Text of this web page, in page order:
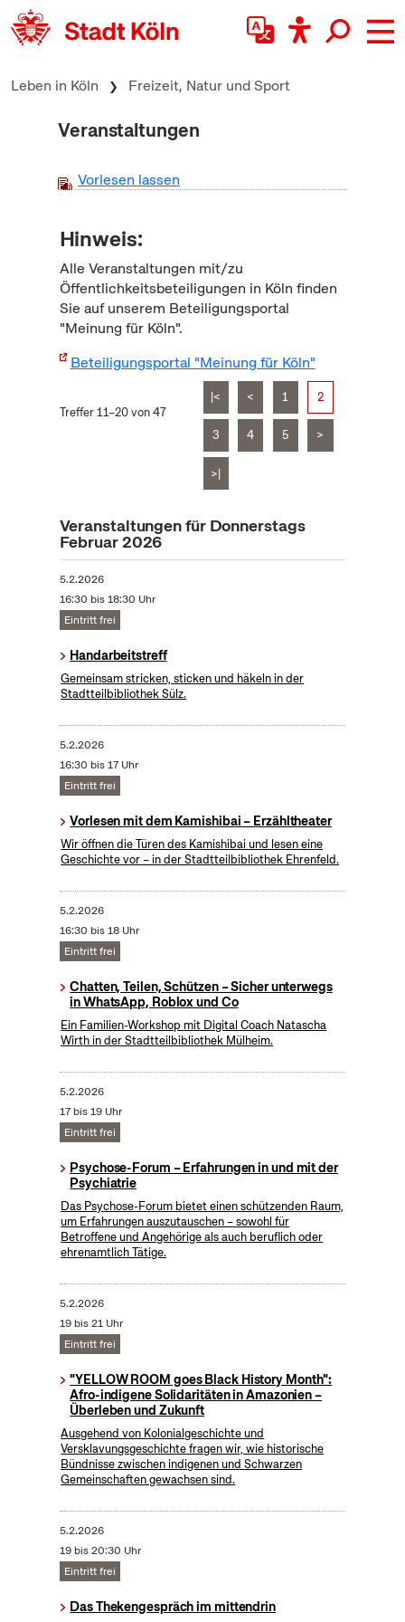
zum Inhalt springen
Leben in Köln Freizeit, Natur und Sport
Veranstaltungen
Vorlesen lassen
Hinweis:
Alle Veranstaltungen mit/zu
Öffentlichkeitsbeteiligungen in Köln finden
Sie auf unserem Beteiligungsportal
"Meinung für Köln".
Beteiligungsportal "Meinung für Köln"
Treffer 11–20 von 47
|< < 1 2
3 4 5 >
>|
Veranstaltungen für Donnerstags
Februar 2026
5.2.2026
16:30 bis 18:30 Uhr
Eintritt frei
Handarbeitstreff
Gemeinsam stricken, sticken und häkeln in der
Stadtteilbibliothek Sülz.
5.2.2026
16:30 bis 17 Uhr
Eintritt frei
Vorlesen mit dem Kamishibai – Erzähltheater
Wir öffnen die Türen des Kamishibai und lesen eine
Geschichte vor – in der Stadtteilbibliothek Ehrenfeld.
5.2.2026
16:30 bis 18 Uhr
Eintritt frei
Chatten, Teilen, Schützen – Sicher unterwegs
in WhatsApp, Roblox und Co
Ein Familien-Workshop mit Digital Coach Natascha
Wirth in der Stadtteilbibliothek Mülheim.
5.2.2026
17 bis 19 Uhr
Eintritt frei
Psychose-Forum – Erfahrungen in und mit der
Psychiatrie
Das Psychose-Forum bietet einen schützenden Raum,
um Erfahrungen auszutauschen – sowohl für
Betroffene und Angehörige als auch beruflich oder
ehrenamtlich Tätige.
5.2.2026
19 bis 21 Uhr
Eintritt frei
"YELLOW ROOM goes Black History Month":
Afro-indigene Solidaritäten in Amazonien –
Überleben und Zukunft
Ausgehend von Kolonialgeschichte und
Versklavungsgeschichte fragen wir, wie historische
Bündnisse zwischen indigenen und Schwarzen
Gemeinschaften gewachsen sind.
5.2.2026
19 bis 20:30 Uhr
Eintritt frei
Das Thekengespräch im mittendrin